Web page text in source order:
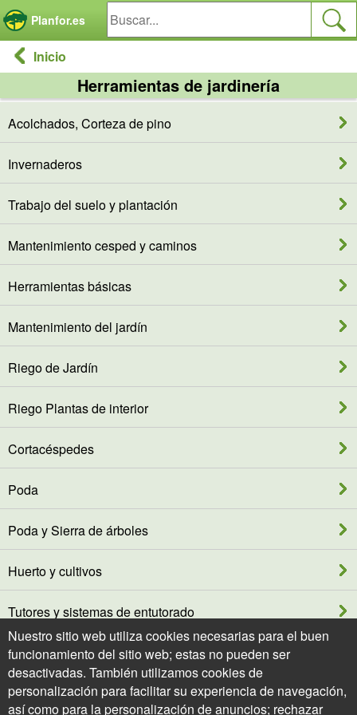
Planfor.es
Inicio
Herramientas de jardinería
Acolchados, Corteza de pino
Invernaderos
Trabajo del suelo y plantación
Mantenimiento cesped y caminos
Herramientas básicas
Mantenimiento del jardín
Riego de Jardín
Riego Plantas de interior
Cortacéspedes
Poda
Poda y Sierra de árboles
Huerto y cultivos
Tutores y sistemas de entutorado
Bosque - Silvicultura
Ropa y Protección del jardínero
Panel de gestión de cookies
Nuestro sitio web utiliza cookies necesarias para el buen
funcionamiento del sitio web; estas no pueden ser
desactivadas. También utilizamos cookies de
personalización para facilitar su experiencia de navegación,
así como para la personalización de anuncios; rechazar